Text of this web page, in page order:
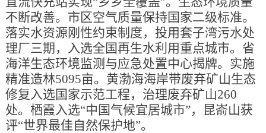
不断改善。市区空气质量保持国家二级标准。
落实水资源刚性约束制度，投用套子湾污水处
理厂三期，入选全国再生水利用重点城市。省
海洋生态环境监测与应急处置中心揭牌。实施
精准造林5095亩。黄渤海海岸带废弃矿山生态
修复入选国家示范工程，治理废弃矿山260
处。栖霞入选“中国气候宜居城市”，昆嵛山获
评“世界最佳自然保护地”。